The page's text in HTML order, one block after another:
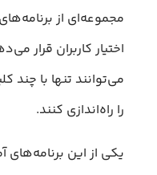
مجموعه‌ای از
اختیار کاربران قرار
می‌توانند تنها با چند
را راه‌اندازی کنند.